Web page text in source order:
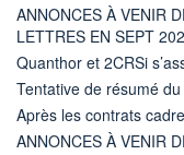
ANNONCES À VENIR
LETTRES EN SEPT
Quanthor et 2CRSi
Tentative de résumé
Après les contrats
ANNONCES À VENIR